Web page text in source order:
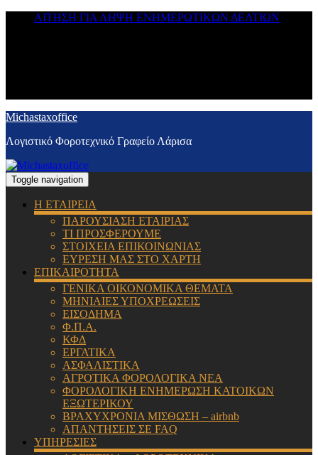
ΑΙΤΗΣΗ ΓΙΑ ΛΗΨΗ ΕΝΗΜΕΡΩΤΙΚΩΝ ΔΕΛΤΙΩΝ
Michastaxoffice
Λογιστικό Φοροτεχνικό Γραφείο Λάρισα
Toggle navigation
Η ΕΤΑΙΡΕΙΑ
ΠΑΡΟΥΣΙΑΣΗ ΕΤΑΙΡΙΑΣ
ΤΙ ΠΡΟΣΦΕΡΟΥΜΕ
ΣΤΟΙΧΕΙΑ ΕΠΙΚΟΙΝΩΝΙΑΣ
ΕΥΡΕΣΗ ΜΑΣ ΣΤΟ ΧΑΡΤΗ
ΕΠΙΚΑΙΡΟΤΗΤΑ
ΓΕΝΙΚΑ ΟΙΚΟΝΟΜΙΚΑ ΘΕΜΑΤΑ
ΜΗΝΙΑΙΕΣ ΥΠΟΧΡΕΩΣΕΙΣ
ΕΙΣΟΔΗΜΑ
Φ.Π.Α.
ΚΦΔ
ΕΡΓΑΤΙΚΑ
ΑΣΦΑΛΙΣΤΙΚΑ
ΑΓΡΟΤΙΚΑ ΦΟΡΟΛΟΓΙΚΑ ΝΕΑ
ΦΟΡΟΛΟΓΙΚΗ ΕΝΗΜΕΡΩΣΗ ΚΑΤΟΙΚΩΝ
ΕΞΩΤΕΡΙΚΟΥ
ΒΡΑΧΥΧΡΟΝΙΑ ΜΙΣΘΩΣΗ – airbnb
ΑΠΑΝΤΗΣΕΙΣ ΣΕ FAQ
ΥΠΗΡΕΣΙΕΣ